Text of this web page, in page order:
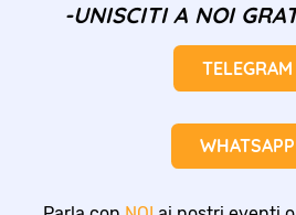
-UNISCITI A NOI
TELEGRAM
WHATSAPP